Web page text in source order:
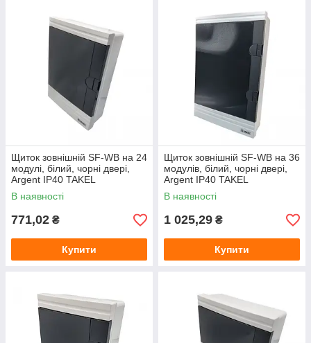
Щиток зовнішній SF-WB на 24
модулі, білий, чорні двері,
Argent IP40 TAKEL
В наявності
771,02 ₴
Купити
Щиток зовнішній SF-WB на 36
модулів, білий, чорні двері,
Argent IP40 TAKEL
В наявності
1 025,29 ₴
Купити